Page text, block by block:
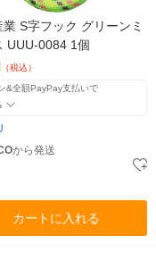
業 S字フック グリーンミ
UUU-0084 1個
（税込）
&全額PayPay支払いで
から発送
カートに入れる